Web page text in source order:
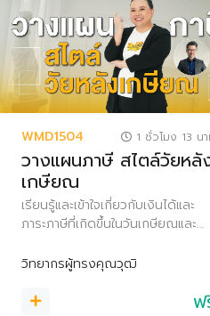
WMD1504 1 ชั่วโมง 13 น
วางแผนภาษี สไตล์วัยหลั
เกษียณ
เรียนรู้และเข้าใจเกี่ยวกับเงินได้และ
ภาระภาษีที่เกิดขึ้นในวันเกษียณและ
ประโยชน์ทางภาษีสำหรับผู้สูงอายุ
เหมาะสม
วิทยากรผู้ทรงคุณวุฒิ
ฟ